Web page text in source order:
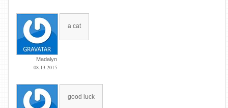
Madalyn
08.13.2015
a cat
good luck